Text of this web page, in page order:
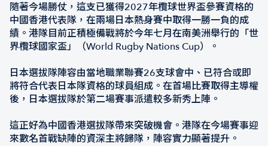
隨著今場勝仗，這支已獲得2027年欖球世界盃參賽資格的
中國香港代表隊，在兩場日本熱身賽中取得一勝一負的成
績。港隊目前正積極備戰將於今年七月在南美洲舉行的「世
界欖球國家盃」（World Rugby Nations Cup）。
日本選拔隊陣容由當地職業聯賽26支球會中、已符合或即
將符合代表日本隊資格的球員組成。在首場比賽取得主導權
後，日本選拔隊於第二場賽事派遣較多新秀上陣。
這正好為中國香港選拔隊帶來突破機會。港隊在今場賽事迎
來數名首戰缺陣的資深主將歸隊，陣容實力顯著提升。